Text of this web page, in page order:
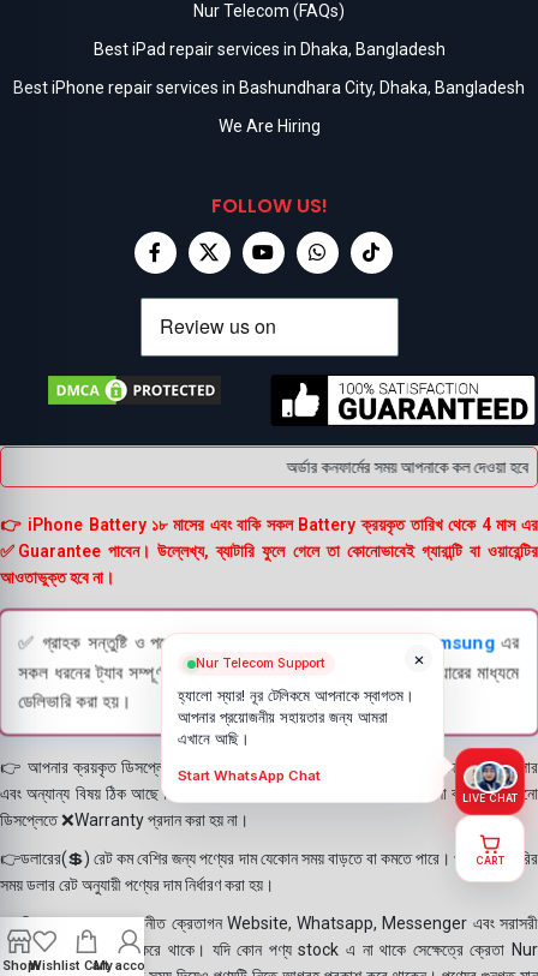
Nur Telecom (FAQs)
Best iPad repair services in Dhaka, Bangladesh
Best iPhone repair services in Bashundhara City, Dhaka, Bangladesh
We Are Hiring
FOLLOW US!
অর্ডার কনফার্মের সময় আপনাকে কল দেওয়া
👉 iPhone Battery ১৮ মাসের এবং বাকি সকল Battery ক্রয়কৃত তারিখ থেকে 4 মাস এর
✅Guarantee পাবেন। উল্লেখ্য, ব্যাটারি ফুলে গেলে তা কোনোভাবেই গ্যারান্টি বা ওয়ারেন্টির
আওতাভুক্ত হবে না।
✅ গ্রাহক সন্তুষ্টি ও পণ্যের স্বচ্ছতা নিশ্চিত করতে Samsung এর
সকল ধরনের ট্যাব সম্পূর্ণরূপে যাচাই (Check) করার পরই বিক্রি ও কুরিয়ারের মাধ্যমে
ডেলিভারি করা হয়।
👉 আপনার ক্রয়কৃত ডিসপ্লে স্থায়ী ভাবে লাগানোর আগে মোবাইলে লাগিয়ে চেক করে নিবেন কালার
এবং অন্যান্য বিষয় ঠিক আছে কিনা। শতভাগ নিশ্চিত হয়ে পলি তুলবেন। পলি তোলা বা আঠা লাগানো
ডিসপ্লেতে ❌Warranty প্রদান করা হয় না।
👉ডলারের(💲) রেট কম বেশির জন্য পণ্যের দাম যেকোন সময় বাড়তে বা কমতে পারে। পণ্য ডেলিভারির
সময় ডলার রেট অনুযায়ী পণ্যের দাম নির্ধারণ করা হয়।
👉বিঃ দ্রঃ- আমাদের সম্মানীত ক্রেতাগন Website, Whatsapp, Messenger এবং সরাসরী
ফোন করে পণ্য Order করে থাকে। যদি কোন পণ্য stock এ না থাকে সেক্ষেত্রে ক্রেতা Nur
ShopWishlist CartMy account
×
Nur Telecom Support
হ্যালো স্যার! নূর টেলিকমে আপনাকে স্বাগতম।
আপনার প্রয়োজনীয় সহায়তার জন্য আমরা
এখানে আছি।
Start WhatsApp Chat
LIVE CHAT
CART